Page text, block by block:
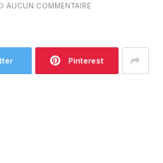
AUCUN COMMENTAIRE
Pinterest